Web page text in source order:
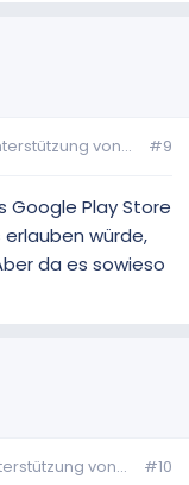
von... #9
Google Play Store
würde,
da es sowieso
von... #10